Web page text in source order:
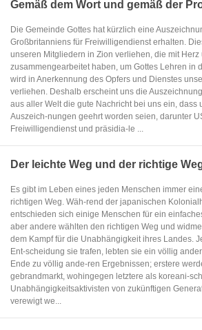
Gemäß dem Wort und gemäß der
Die Gemeinde Gottes hat kürzlich eine
Großbritanniens für Freiwilligendienst erhalten.
unseren Mitgliedern in Zion verliehen, die mit Herz
zusammengearbeitet haben, um Gottes Lehren in
wird in Anerkennung des Opfers und Dienstes
verliehen. Deshalb erscheint uns die
aus aller Welt die gute Nachricht bei uns ein, dass
Auszeich-nungen geehrt worden seien, darunter
Freiwilligendienst und präsidia-le ...
Der leichte Weg und der richtige
Es gibt im Leben eines jeden Menschen immer
richtigen Weg. Wäh-rend der japanischen
entschieden sich einige Menschen für ein
aber andere wählten den richtigen Weg und
dem Kampf für die Unabhängigkeit ihres Landes.
Ent-scheidung sie trafen, lebten sie ein völlig
Ende zu völlig ande-ren Ergebnissen; erstere
gebrandmarkt, wohingegen letztere als koreani-
Unabhängigkeitsaktivisten von zukünftigen
verewigt we...